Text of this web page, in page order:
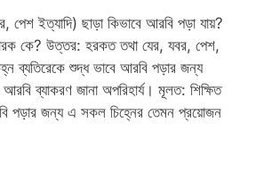
ইত্যাদি) ছাড়া কিভাবে আরবি পড়া যায়?
কে? উত্তর: হরকত তথা যের, যবর, পেশ,
ব্যতিরেকে শুদ্ধ ভাবে আরবি পড়ার জন্য
ব্যাকরণ জানা অপরিহার্য। মূলত: শিক্ষিত
পড়ার জন্য এ সকল চিহ্নের তেমন প্রয়োজন